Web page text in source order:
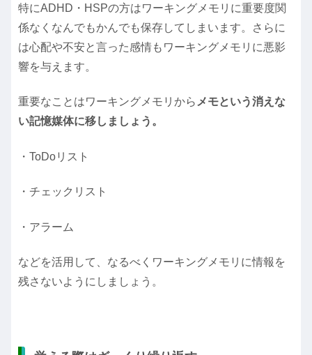
特にADHD・HSPの方はワーキングメモリに重要度関
係なくなんでもかんでも保存してしまいます。さらに
は心配や不安と言った感情もワーキングメモリに悪影
響を与えます。
重要なことはワーキングメモリからメモという消えな
い記憶媒体に移しましょう。
・ToDoリスト
・チェックリスト
・アラーム
などを活用して、なるべくワーキングメモリに情報を
残さないようにしましょう。